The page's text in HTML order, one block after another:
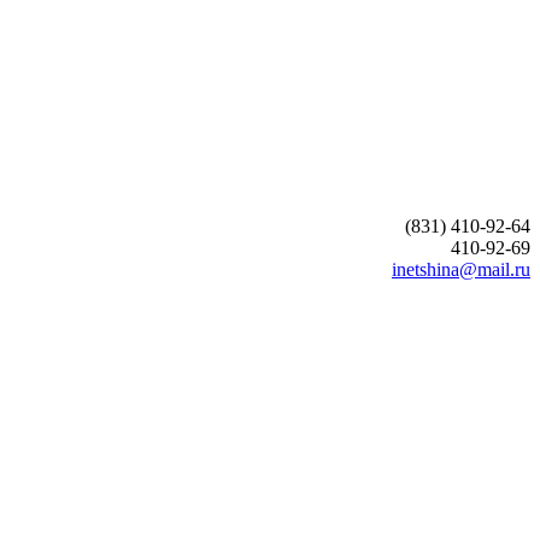
(831) 410-92-64
410-92-69
inetshina@mail.ru